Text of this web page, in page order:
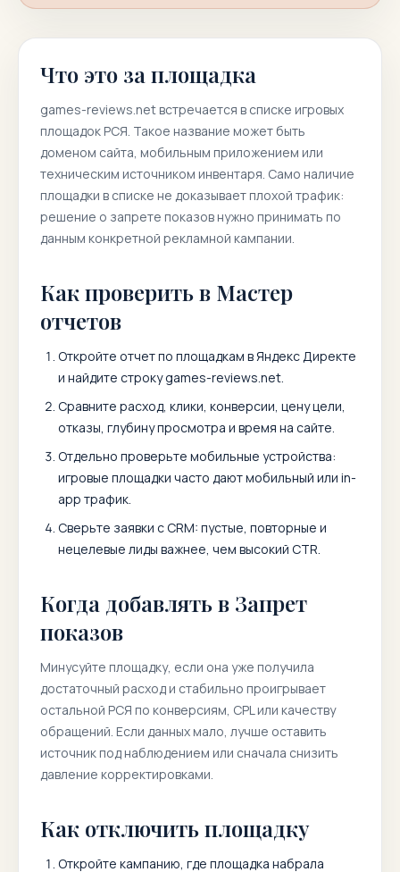
Что это за площадка
games-reviews.net встречается в списке игровых
площадок РСЯ. Такое название может быть
доменом сайта, мобильным приложением или
техническим источником инвентаря. Само наличие
площадки в списке не доказывает плохой трафик:
решение о запрете показов нужно принимать по
данным конкретной рекламной кампании.
Как проверить в Мастер
отчетов
Откройте отчет по площадкам в Яндекс Директе
и найдите строкуgames-reviews.net.
Сравните расход, клики, конверсии, цену цели,
отказы, глубину просмотра и время на сайте.
Отдельно проверьте мобильные устройства:
игровые площадки часто дают мобильный или in-
app трафик.
Сверьте заявки с CRM: пустые, повторные и
нецелевые лиды важнее, чем высокий CTR.
Когда добавлять в Запрет
показов
Минусуйте площадку, если она уже получила
достаточный расход и стабильно проигрывает
остальной РСЯ по конверсиям, CPL или качеству
обращений. Если данных мало, лучше оставить
источник под наблюдением или сначала снизить
давление корректировками.
Как отключить площадку
Откройте кампанию, где площадка набрала